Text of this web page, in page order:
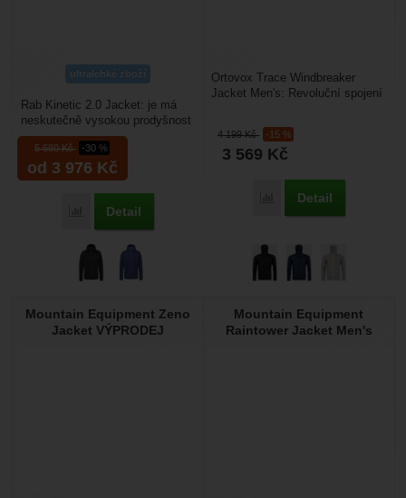
ultralehké zboží
5 680Kč -30 %
od 3 976 Kč
Porovnat
Detail
Rab Kinetic 2.0 Jacket: je má
neskutečně vysokou prodyšnost
(35 000 g/m2/24 hodin), ale
současně s tím...
4 199Kč -15 %
3 569 Kč
Porovnat
Detail
Ortovox Trace Windbreaker
Jacket Men's: Revoluční spojení
ochrany. Ortovox...
Mountain Equipment Zeno
Jacket VÝPRODEJ
Mountain Equipment
Raintower Jacket Men's